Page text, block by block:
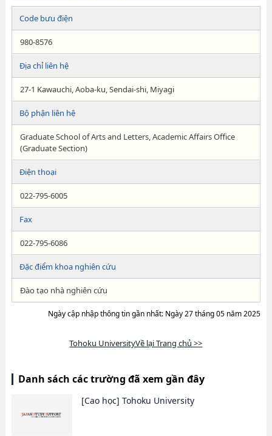
Code bưu điện
980-8576
Địa chỉ liên hệ
27-1 Kawauchi, Aoba-ku, Sendai-shi, Miyagi
Bộ phận liên hệ
Graduate School of Arts and Letters, Academic Affairs Office
(Graduate Section)
Điện thoại
022-795-6005
Fax
022-795-6086
Đặc điểm khoa nghiên cứu
Đào tạo nhà nghiên cứu
Ngày cập nhập thông tin gần nhất: Ngày 27 tháng 05 năm 2025
Tohoku UniversityVề lại Trang chủ >>
Danh sách các trường đã xem gần đây
[Cao học] Tohoku University